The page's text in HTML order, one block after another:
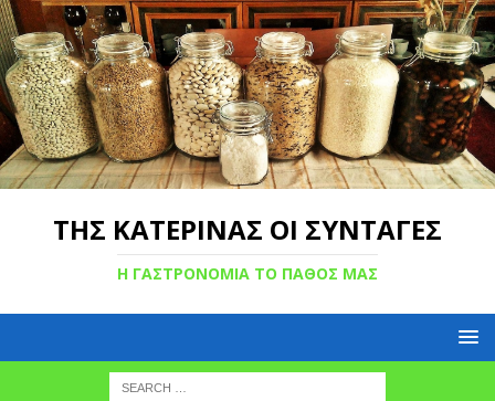
ΤΗΣ ΚΑΤΕΡΙΝΑΣ ΟΙ ΣΥΝΤΑΓΕΣ
Η ΓΑΣΤΡΟΝΟΜΙΑ ΤΟ ΠΑΘΟΣ ΜΑΣ